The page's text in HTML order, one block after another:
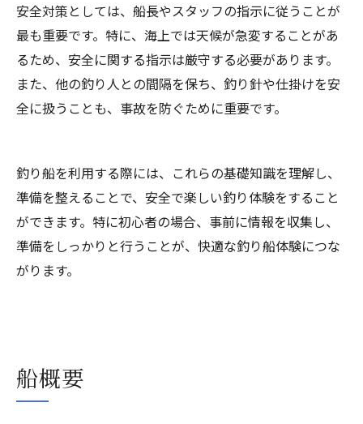
安全対策としては、船長やスタッフの指示に従うことが
最も重要です。特に、海上では天候が急変することがあ
るため、安全に関する指示は厳守する必要があります。
また、他の釣り人との間隔を保ち、釣り針や仕掛けを安
全に扱うことも、事故を防ぐために重要です。
釣り船を利用する際には、これらの基礎知識を理解し、
準備を整えることで、安全で楽しい釣り体験をすること
ができます。特に初心者の場合、事前に情報を収集し、
準備をしっかりと行うことが、快適な釣り船体験につな
がります。
船概要